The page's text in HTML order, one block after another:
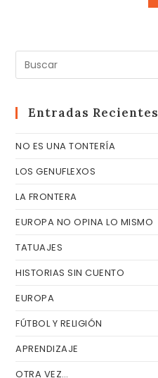
Entradas Recientes
NO ES UNA TONTERÍA
LOS GENUFLEXOS
LA FRONTERA
EUROPA NO OPINA LO MISMO
TATUAJES
HISTORIAS SIN CUENTO
EUROPA
FÚTBOL Y RELIGIÓN
APRENDIZAJE
OTRA VEZ…